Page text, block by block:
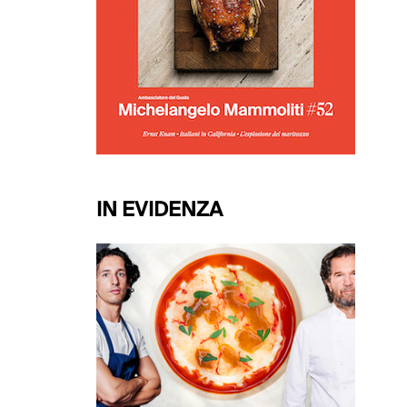
IN EVIDENZA